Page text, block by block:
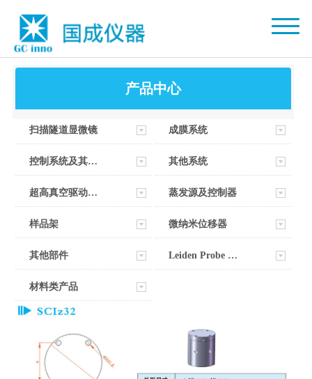
产品中心
扫描隧道显微镜 成膜系统
控制系统及其软件 其他系统
超高真空驱动器部件 蒸发源及控制器
样品架 微纳米位移器
其他部件 Leiden Probe Microscopy
材料类产品